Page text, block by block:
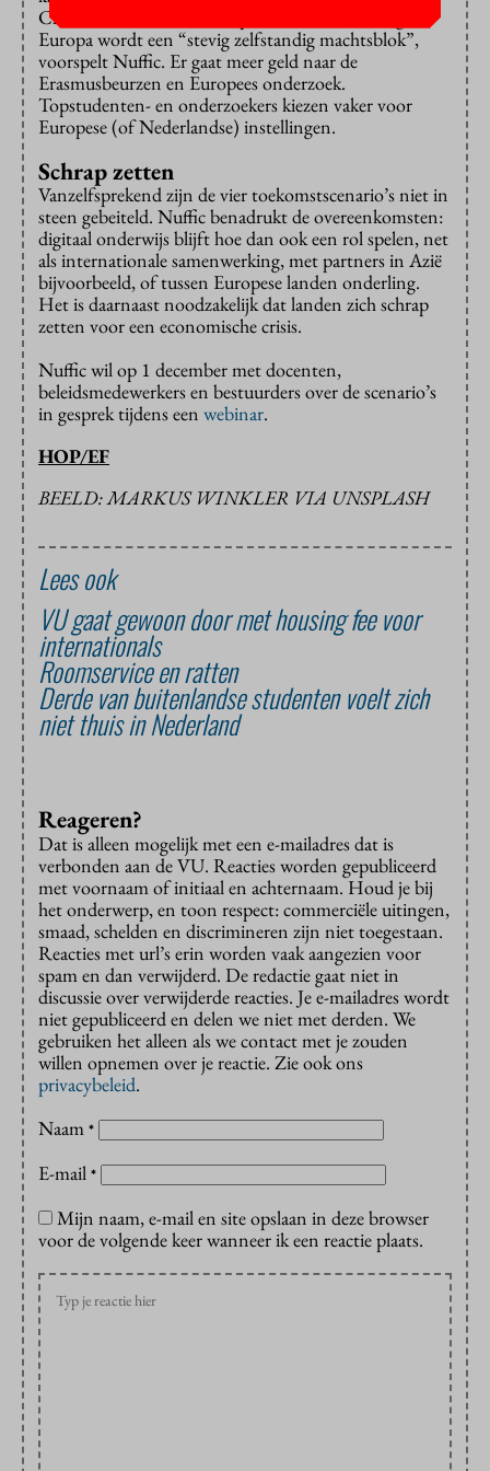
China, maar ook met Europese landen onderling.
Europa wordt een “stevig zelfstandig machtsblok”,
voorspelt Nuffic. Er gaat meer geld naar de
Erasmusbeurzen en Europees onderzoek.
Topstudenten- en onderzoekers kiezen vaker voor
Europese (of Nederlandse) instellingen.
Schrap zetten
Vanzelfsprekend zijn de vier toekomstscenario’s niet in
steen gebeiteld. Nuffic benadrukt de overeenkomsten:
digitaal onderwijs blijft hoe dan ook een rol spelen, net
als internationale samenwerking, met partners in Azië
bijvoorbeeld, of tussen Europese landen onderling.
Het is daarnaast noodzakelijk dat landen zich schrap
zetten voor een economische crisis.
Nuffic wil op 1 december met docenten,
beleidsmedewerkers en bestuurders over de scenario’s
in gesprek tijdens een webinar.
HOP/EF
BEELD: MARKUS WINKLER VIA UNSPLASH
Lees ook
VU gaat gewoon door met housing fee voor
internationals
Roomservice en ratten
Derde van buitenlandse studenten voelt zich
niet thuis in Nederland
Reageren?
Dat is alleen mogelijk met een e-mailadres dat is
verbonden aan de VU. Reacties worden gepubliceerd
met voornaam of initiaal en achternaam. Houd je bij
het onderwerp, en toon respect: commerciële uitingen,
smaad, schelden en discrimineren zijn niet toegestaan.
Reacties met url’s erin worden vaak aangezien voor
spam en dan verwijderd. De redactie gaat niet in
discussie over verwijderde reacties. Je e-mailadres wordt
niet gepubliceerd en delen we niet met derden. We
gebruiken het alleen als we contact met je zouden
willen opnemen over je reactie. Zie ook ons
privacybeleid.
Naam *
E-mail *
Mijn naam, e-mail en site opslaan in deze browser
voor de volgende keer wanneer ik een reactie plaats.